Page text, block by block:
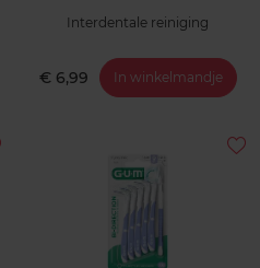
Interdentale reiniging
€ 6,99 In winkelmandje